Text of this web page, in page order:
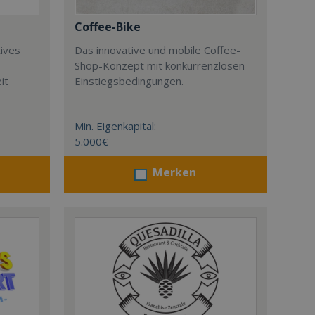
Coffee-Bike
Das innovative und mobile Coffee-
Shop-Konzept mit konkurrenzlosen
Einstiegsbedingungen.
Min. Eigenkapital:
5.000€
Merken